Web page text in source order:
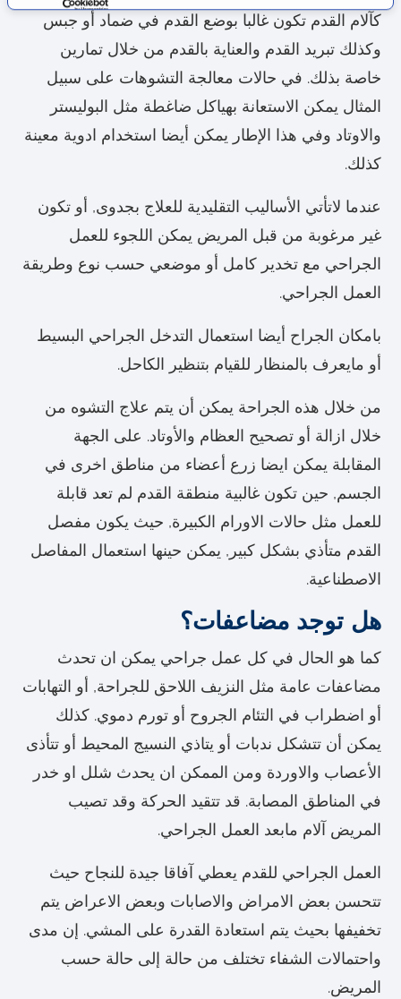
ة
كآلام القدم تكون غالبا بوضع القدم في ضماد أو جبس
وكذلك تبريد القدم والعناية بالقدم من خلال تمارين
خاصة بذلك. في حالات معالجة التشوهات على سبيل
المثال يمكن الاستعانة بهياكل ضاغطة مثل البوليستر
والاوتاد وفي هذا الإطار يمكن أيضا استخدام ادوية معينة
كذلك.
عندما لاتأتي الأساليب التقليدية للعلاج بجدوى, أو تكون
غير مرغوبة من قبل المريض يمكن اللجوء للعمل
الجراحي مع تخدير كامل أو موضعي حسب نوع وطريقة
العمل الجراحي.
بامكان الجراح أيضا استعمال التدخل الجراحي البسيط
أو مايعرف بالمنظار للقيام بتنظير الكاحل.
من خلال هذه الجراحة يمكن أن يتم علاج التشوه من
خلال ازالة أو تصحيح العظام والأوتاد. على الجهة
المقابلة يمكن ايضا زرع أعضاء من مناطق اخرى في
الجسم, حين تكون غالبية منطقة القدم لم تعد قابلة
للعمل مثل حالات الاورام الكبيرة, حيث يكون مفصل
القدم متأذي بشكل كبير, يمكن حينها استعمال المفاصل
الاصطناعية.
هل توجد مضاعفات؟
كما هو الحال في كل عمل جراحي يمكن ان تحدث
مضاعفات عامة مثل النزيف اللاحق للجراحة, أو التهابات
أو اضطراب في التئام الجروح أو تورم دموي. كذلك
يمكن أن تتشكل ندبات أو يتاذي النسيج المحيط أو تتأذى
الأعصاب والاوردة ومن الممكن ان يحدث شلل او خدر
في المناطق المصابة. قد تتقيد الحركة وقد تصيب
المريض آلام مابعد العمل الجراحي.
العمل الجراحي للقدم يعطي آفاقا جيدة للنجاح حيث
تتحسن بعض الامراض والاصابات وبعض الاعراض يتم
تخفيفها بحيث يتم استعادة القدرة على المشي. إن مدى
واحتمالات الشفاء تختلف من حالة إلى حالة حسب
المريض.